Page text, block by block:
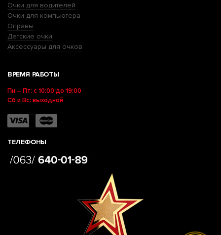
Очки для водителей
Очки для компьютера
Оправы
Детские очки
Аксессуары для очков
ВРЕМЯ РАБОТЫ
Пн – Пт: с 10:00 до 19:00
Сб и Вс: выходной
ТЕЛЕФОНЫ